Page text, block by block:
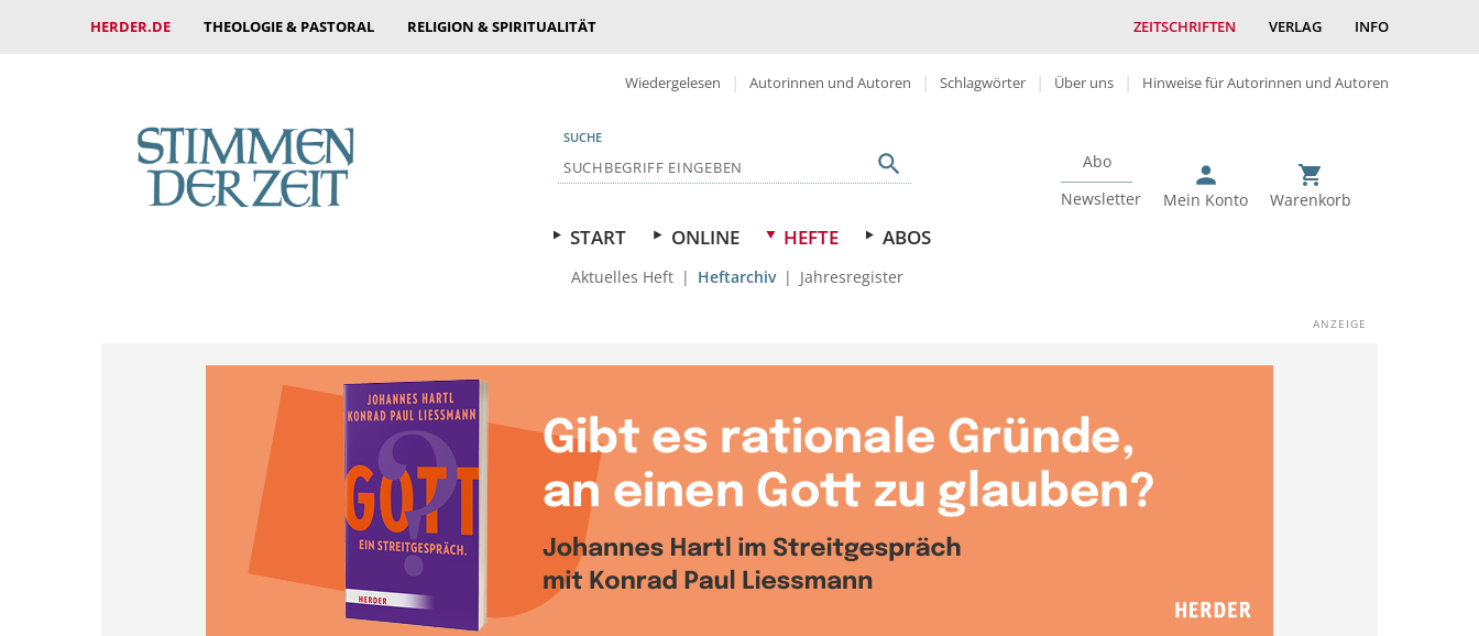
HERDER.DE THEOLOGIE & PASTORAL RELIGION & SPIRITUALITÄT ZEITSCHRIFTEN VERLAG INFO
Wiedergelesen Autorinnen und Autoren Schlagwörter Über uns Hinweise für Autorinnen und Autoren
SUCHE
Abo
Newsletter
Mein Konto Warenkorb
START ONLINE HEFTE ABOS
Aktuelles Heft Heftarchiv Jahresregister